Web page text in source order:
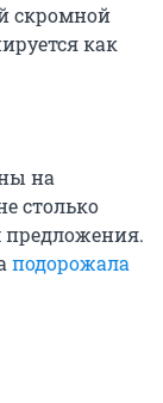
скромной
как
на
столько
предложения.
подорожала